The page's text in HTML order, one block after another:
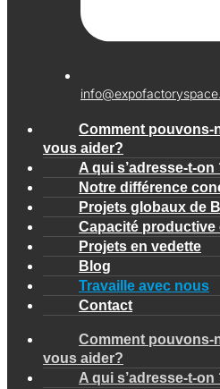
Comment pouvons-
vous aider?
A qui s’adresse-t-on
Notre différence
Projets globaux de
Capacité productive
Projets en vedette
Blog
Travaille avec nous
Contact
Comment pouvons-
vous aider?
A qui s’adresse-t-on